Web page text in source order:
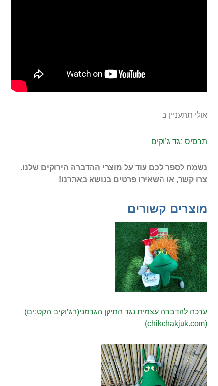
אולי תתעניין ב
תרסיס נגד ג’וקים
נשמח לספר לכם עוד על מוצרי ההדברה הירוקים שלנו.
צרו קשר, או השאירו פרטים בנושא באתרנו!
מוצרים קשורים
ערכה להדברה עצמית נגד התיקן הגרמני(הג’וקים הקטנים)
(chikchakjuk.com)